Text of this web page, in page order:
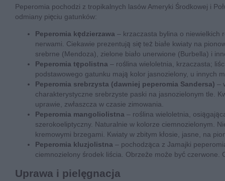
Peperomia pochodzi z tropikalnych lasów Ameryki Środkowej i
odmiany pięciu gatunków:
Peperomia kędzierzawa – krzaczasta bylina o niewielkich
nerwami. Ciekawie prezentują się też białe kwiaty na
srebrne (Mendoza), zielone biało unerwione (Burbella) i
Peperomia tępolistna – roślina wieloletnia, krzaczasta;
podstawowego gatunku mają kolor jasnozielony, u innych
Peperomia srebrzysta (dawniej peperomia Sandersa) –
charakterystyczne srebrzyste paski na jasnozielonym tle.
uprawie, zwłaszcza w czasie zimowania.
Peperomia mangoliolistna – roślina wieloletnia,
szerokoeliptyczny. Naturalnie w kolorze ciemnozielonym.
kremowymi brzegami. Kwiaty w zbitym kłosie, jasne, na
Peperomia kluzjolistna – pochodząca z Jamajki
ciemnozielony środek liścia. Obrzeże może być czerwone.
Uprawa i pielęgnacja